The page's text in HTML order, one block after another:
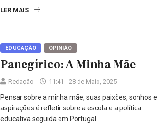
LER MAIS
EDUCAÇÃO OPINIÃO
Panegírico: A Minha Mãe
Redação 11:41 - 28 de Maio, 2025
Pensar sobre a minha mãe, suas paixões, sonhos e
aspirações é refletir sobre a escola e a política
educativa seguida em Portugal